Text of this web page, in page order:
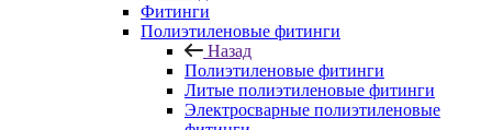
Фитинги
Полиэтиленовые фитинги
Назад
Полиэтиленовые фитинги
Литые полиэтиленовые фитинги
Электросварные полиэтиленовые